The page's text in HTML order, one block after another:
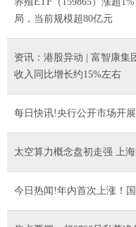
局，当前规模超80亿元
资讯：港股异动 | 富智康集
收入同比增长约15%左右
每日快讯!央行公开市场开
太空算力概念盘初走强 上
今日热闻!年内首次上涨！